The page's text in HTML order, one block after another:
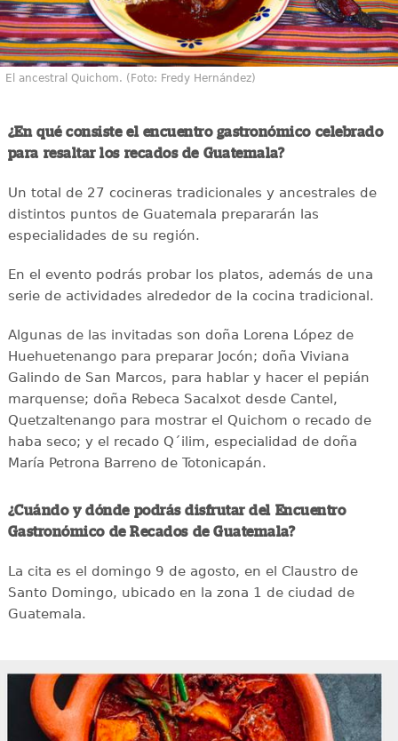
El ancestral Quichom. (Foto: Fredy Hernández)
¿En qué consiste el encuentro gastronómico celebrado
para resaltar los recados de Guatemala?
Un total de 27 cocineras tradicionales y ancestrales de
distintos puntos de Guatemala prepararán las
especialidades de su región.
En el evento podrás probar los platos, además de una
serie de actividades alrededor de la cocina tradicional.
Algunas de las invitadas son doña Lorena López de
Huehuetenango para preparar Jocón; doña Viviana
Galindo de San Marcos, para hablar y hacer el pepián
marquense; doña Rebeca Sacalxot desde Cantel,
Quetzaltenango para mostrar el Quichom o recado de
haba seco; y el recado Q´ilim, especialidad de doña
María Petrona Barreno de Totonicapán.
¿Cuándo y dónde podrás disfrutar del Encuentro
Gastronómico de Recados de Guatemala?
La cita es el domingo 9 de agosto, en el Claustro de
Santo Domingo, ubicado en la zona 1 de ciudad de
Guatemala.